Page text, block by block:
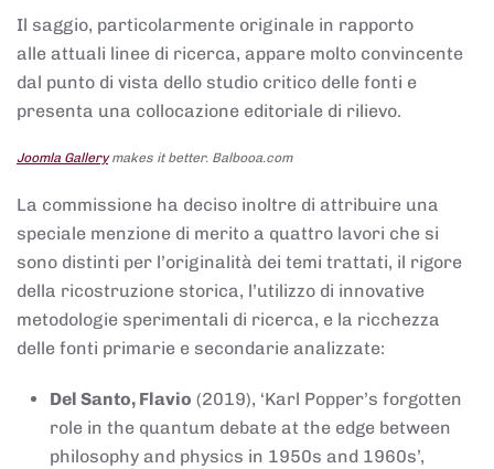
Il saggio, particolarmente originale in rapporto
alle attuali linee di ricerca, appare molto convincente
dal punto di vista dello studio critico delle fonti e
presenta una collocazione editoriale di rilievo.
Joomla Gallerymakes it better. Balbooa.com
La commissione ha deciso inoltre di attribuire una
speciale menzione di merito a quattro lavori che si
sono distinti per l’originalità dei temi trattati, il rigore
della ricostruzione storica, l’utilizzo di innovative
metodologie sperimentali di ricerca, e la ricchezza
delle fonti primarie e secondarie analizzate:
Del Santo, Flavio (2019), ‘Karl Popper’s forgotten
role in the quantum debate at the edge between
philosophy and physics in 1950s and 1960s’,